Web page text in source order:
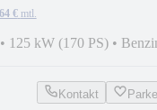
€ mtl.
• 125 kW (170 PS) •
Kontakt